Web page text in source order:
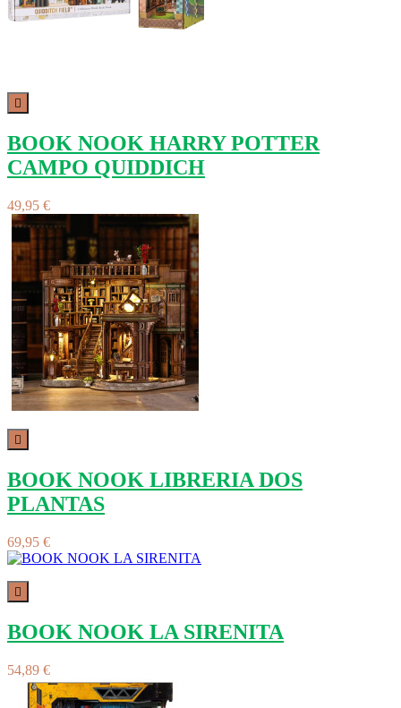

BOOK NOOK HARRY POTTER
CAMPO QUIDDICH
49,95 €

BOOK NOOK LIBRERIA DOS
PLANTAS
69,95 €

BOOK NOOK LA SIRENITA
54,89 €